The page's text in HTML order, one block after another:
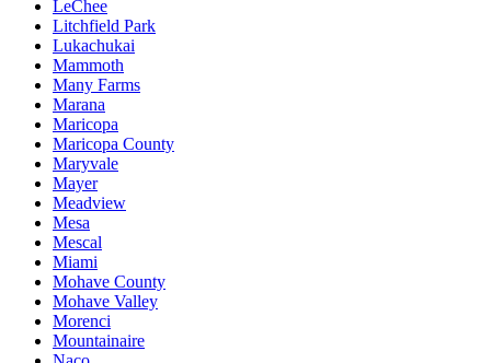
LeChee
Litchfield Park
Lukachukai
Mammoth
Many Farms
Marana
Maricopa
Maricopa County
Maryvale
Mayer
Meadview
Mesa
Mescal
Miami
Mohave County
Mohave Valley
Morenci
Mountainaire